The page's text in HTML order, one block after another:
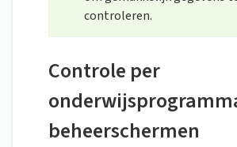
controleren.
Controle per
beheerschermen